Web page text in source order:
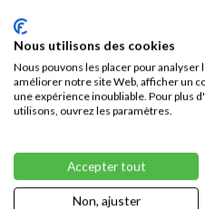
Nous utilisons des cookies
Nous pouvons les placer pour analyser
améliorer notre site Web, afficher un
une expérience inoubliable. Pour plus
utilisons, ouvrez les paramètres.
Accepter tout
Non, ajuster